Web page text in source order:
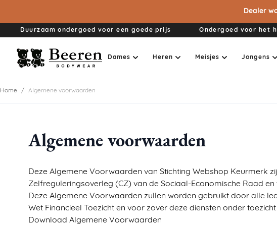
Dealer
Duurzaam ondergoed voor een goede prijs Ondergoed voor het
Dames
Basics
Comfort-XL
Elegance
Heren
Briljant
Comfort Feeling
Cotton Jersey
Elegance
Meisjes
Comfort Cotton
Comfort Feeling
M3000
Mix & Match
Jongens
Comfort Feeling
Elegance
Mix & Match
Thermo
M3400
Home / Algemene voorwaarden
Algemene voorwaarden
Deze Algemene Voorwaarden van Stichting Webshop Keurmerk
Zelfreguleringsoverleg (CZ) van de Sociaal-Economische Raad en
Deze Algemene Voorwaarden zullen worden gebruikt door alle
Wet Financieel Toezicht en voor zover deze diensten onder
Download Algemene Voorwaarden